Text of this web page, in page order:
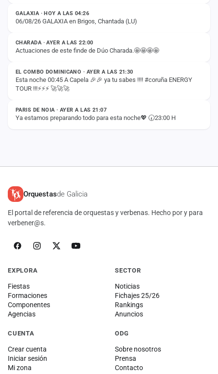
GALAXIA · HOY A LAS 04:26
06/08/26 GALAXIA en Brigos, Chantada (LU)
ESTADO
CHARADA · AYER A LAS 22:00
Actuaciones de este finde de Dúo Charada.🤩🤩🤩🤩
ESTADO
EL COMBO DOMINICANO · AYER A LAS 21:30
Esta noche 00:45 A Capela 🎉🎉 ya tu sabes !!!! #coruña ENERGY
TOUR !!!⚡️⚡️⚡️ 🚀🚀🚀
ESTADO
PARIS DE NOIA · AYER A LAS 21:07
Ya estamos preparando todo para esta noche💖 🕢23:00 H
Orquestasde Galicia
El portal de referencia de orquestas y verbenas. Hecho por y para
verbener@s.
EXPLORA
Fiestas
Formaciones
Componentes
Agencias
SECTOR
Noticias
Fichajes 25/26
Rankings
Anuncios
CUENTA
Crear cuenta
Iniciar sesión
Mi zona
ODG
Sobre nosotros
Prensa
Contacto